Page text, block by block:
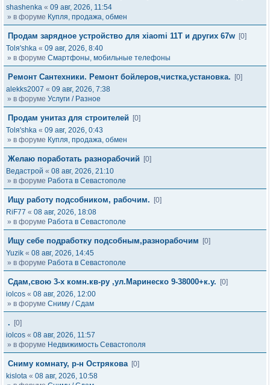
shashenka « 09 авг, 2026, 11:54
» в форуме Купля, продажа, обмен
Продам зарядное устройство для xiaomi 11T и других 67w [0]
Tolя'shka « 09 авг, 2026, 8:40
» в форуме Смартфоны, мобильные телефоны
Ремонт Сантехники. Ремонт бойлеров,чистка,установка.
[0]
alekks2007 « 09 авг, 2026, 7:38
» в форуме Услуги / Разное
Продам унитаз для строителей
[0]
Tolя'shka « 09 авг, 2026, 0:43
» в форуме Купля, продажа, обмен
Желаю поработать разнорабочий
[0]
Ведастрой « 08 авг, 2026, 21:10
» в форуме Работа в Севастополе
Ищу работу подсобником, рабочим.
[0]
RiF77 « 08 авг, 2026, 18:08
» в форуме Работа в Севастополе
Ищу себе подработку подсобным,разнорабочим
[0]
Yuzik « 08 авг, 2026, 14:45
» в форуме Работа в Севастополе
Сдам,свою 3-х комн.кв-ру ,ул.Маринеско 9-38000+к.у.
[0]
iolcos « 08 авг, 2026, 12:00
» в форуме Сниму / Сдам
.
[0]
iolcos « 08 авг, 2026, 11:57
» в форуме Недвижимость Севастополя
Сниму комнату, р-н Острякова [0]
kislota « 08 авг, 2026, 10:58